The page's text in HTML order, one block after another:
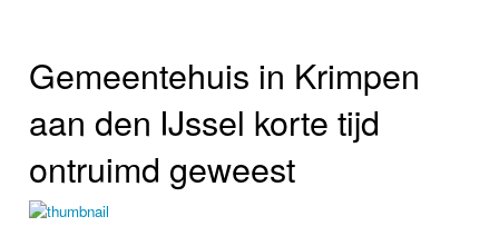
Gemeentehuis in Krimpen
aan den IJssel korte tijd
ontruimd geweest